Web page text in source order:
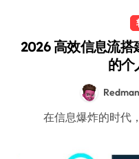
2026 高效信息流
的个
在信息爆炸的时